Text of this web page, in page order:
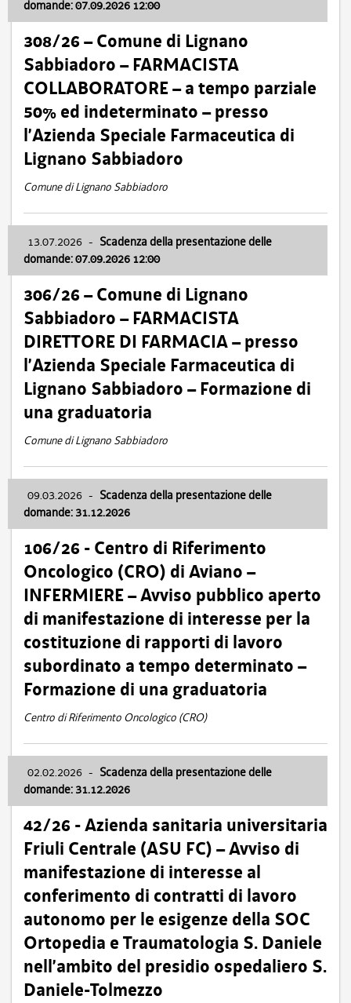
domande: 07.09.2026 12:00
308/26 – Comune di Lignano
Sabbiadoro – FARMACISTA
COLLABORATORE – a tempo parziale
50% ed indeterminato – presso
l’Azienda Speciale Farmaceutica di
Lignano Sabbiadoro
Comune di Lignano Sabbiadoro
13.07.2026 - Scadenza della presentazione delle
domande: 07.09.2026 12:00
306/26 – Comune di Lignano
Sabbiadoro – FARMACISTA
DIRETTORE DI FARMACIA – presso
l’Azienda Speciale Farmaceutica di
Lignano Sabbiadoro – Formazione di
una graduatoria
Comune di Lignano Sabbiadoro
09.03.2026 - Scadenza della presentazione delle
domande: 31.12.2026
106/26 - Centro di Riferimento
Oncologico (CRO) di Aviano –
INFERMIERE – Avviso pubblico aperto
di manifestazione di interesse per la
costituzione di rapporti di lavoro
subordinato a tempo determinato –
Formazione di una graduatoria
Centro di Riferimento Oncologico (CRO)
02.02.2026 - Scadenza della presentazione delle
domande: 31.12.2026
42/26 - Azienda sanitaria universitaria
Friuli Centrale (ASU FC) – Avviso di
manifestazione di interesse al
conferimento di contratti di lavoro
autonomo per le esigenze della SOC
Ortopedia e Traumatologia S. Daniele
nell’ambito del presidio ospedaliero S.
Daniele-Tolmezzo